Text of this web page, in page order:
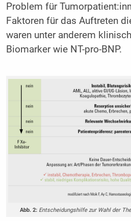
Problem für
Faktoren für das Auftreten
waren unter anderem
Biomarker wie NT-pro-BNP.
Abb. 2: Entscheidungshilfe zur Wahl der